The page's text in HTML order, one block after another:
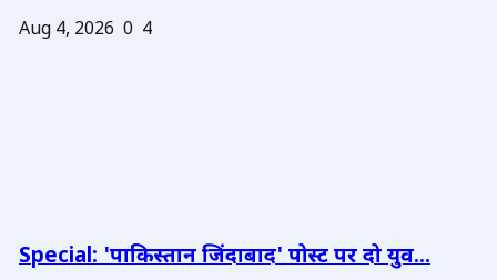
Aug 4, 2026 0 4
Special: 'पाकिस्तान जिंदाबाद' पोस्ट पर दो युव...